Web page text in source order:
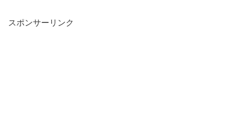
スポンサーリンク